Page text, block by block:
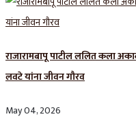
राजारामबापू पाटील ललित कला
लवटे यांना जीवन गौरव
May 04, 2026